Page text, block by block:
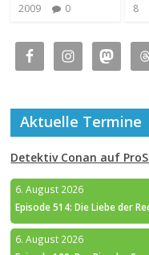
2009
0
8
Aktuelle Termine
Detektiv Conan auf
6. August 2026
Episode 514: Die Liebe der
6. August 2026